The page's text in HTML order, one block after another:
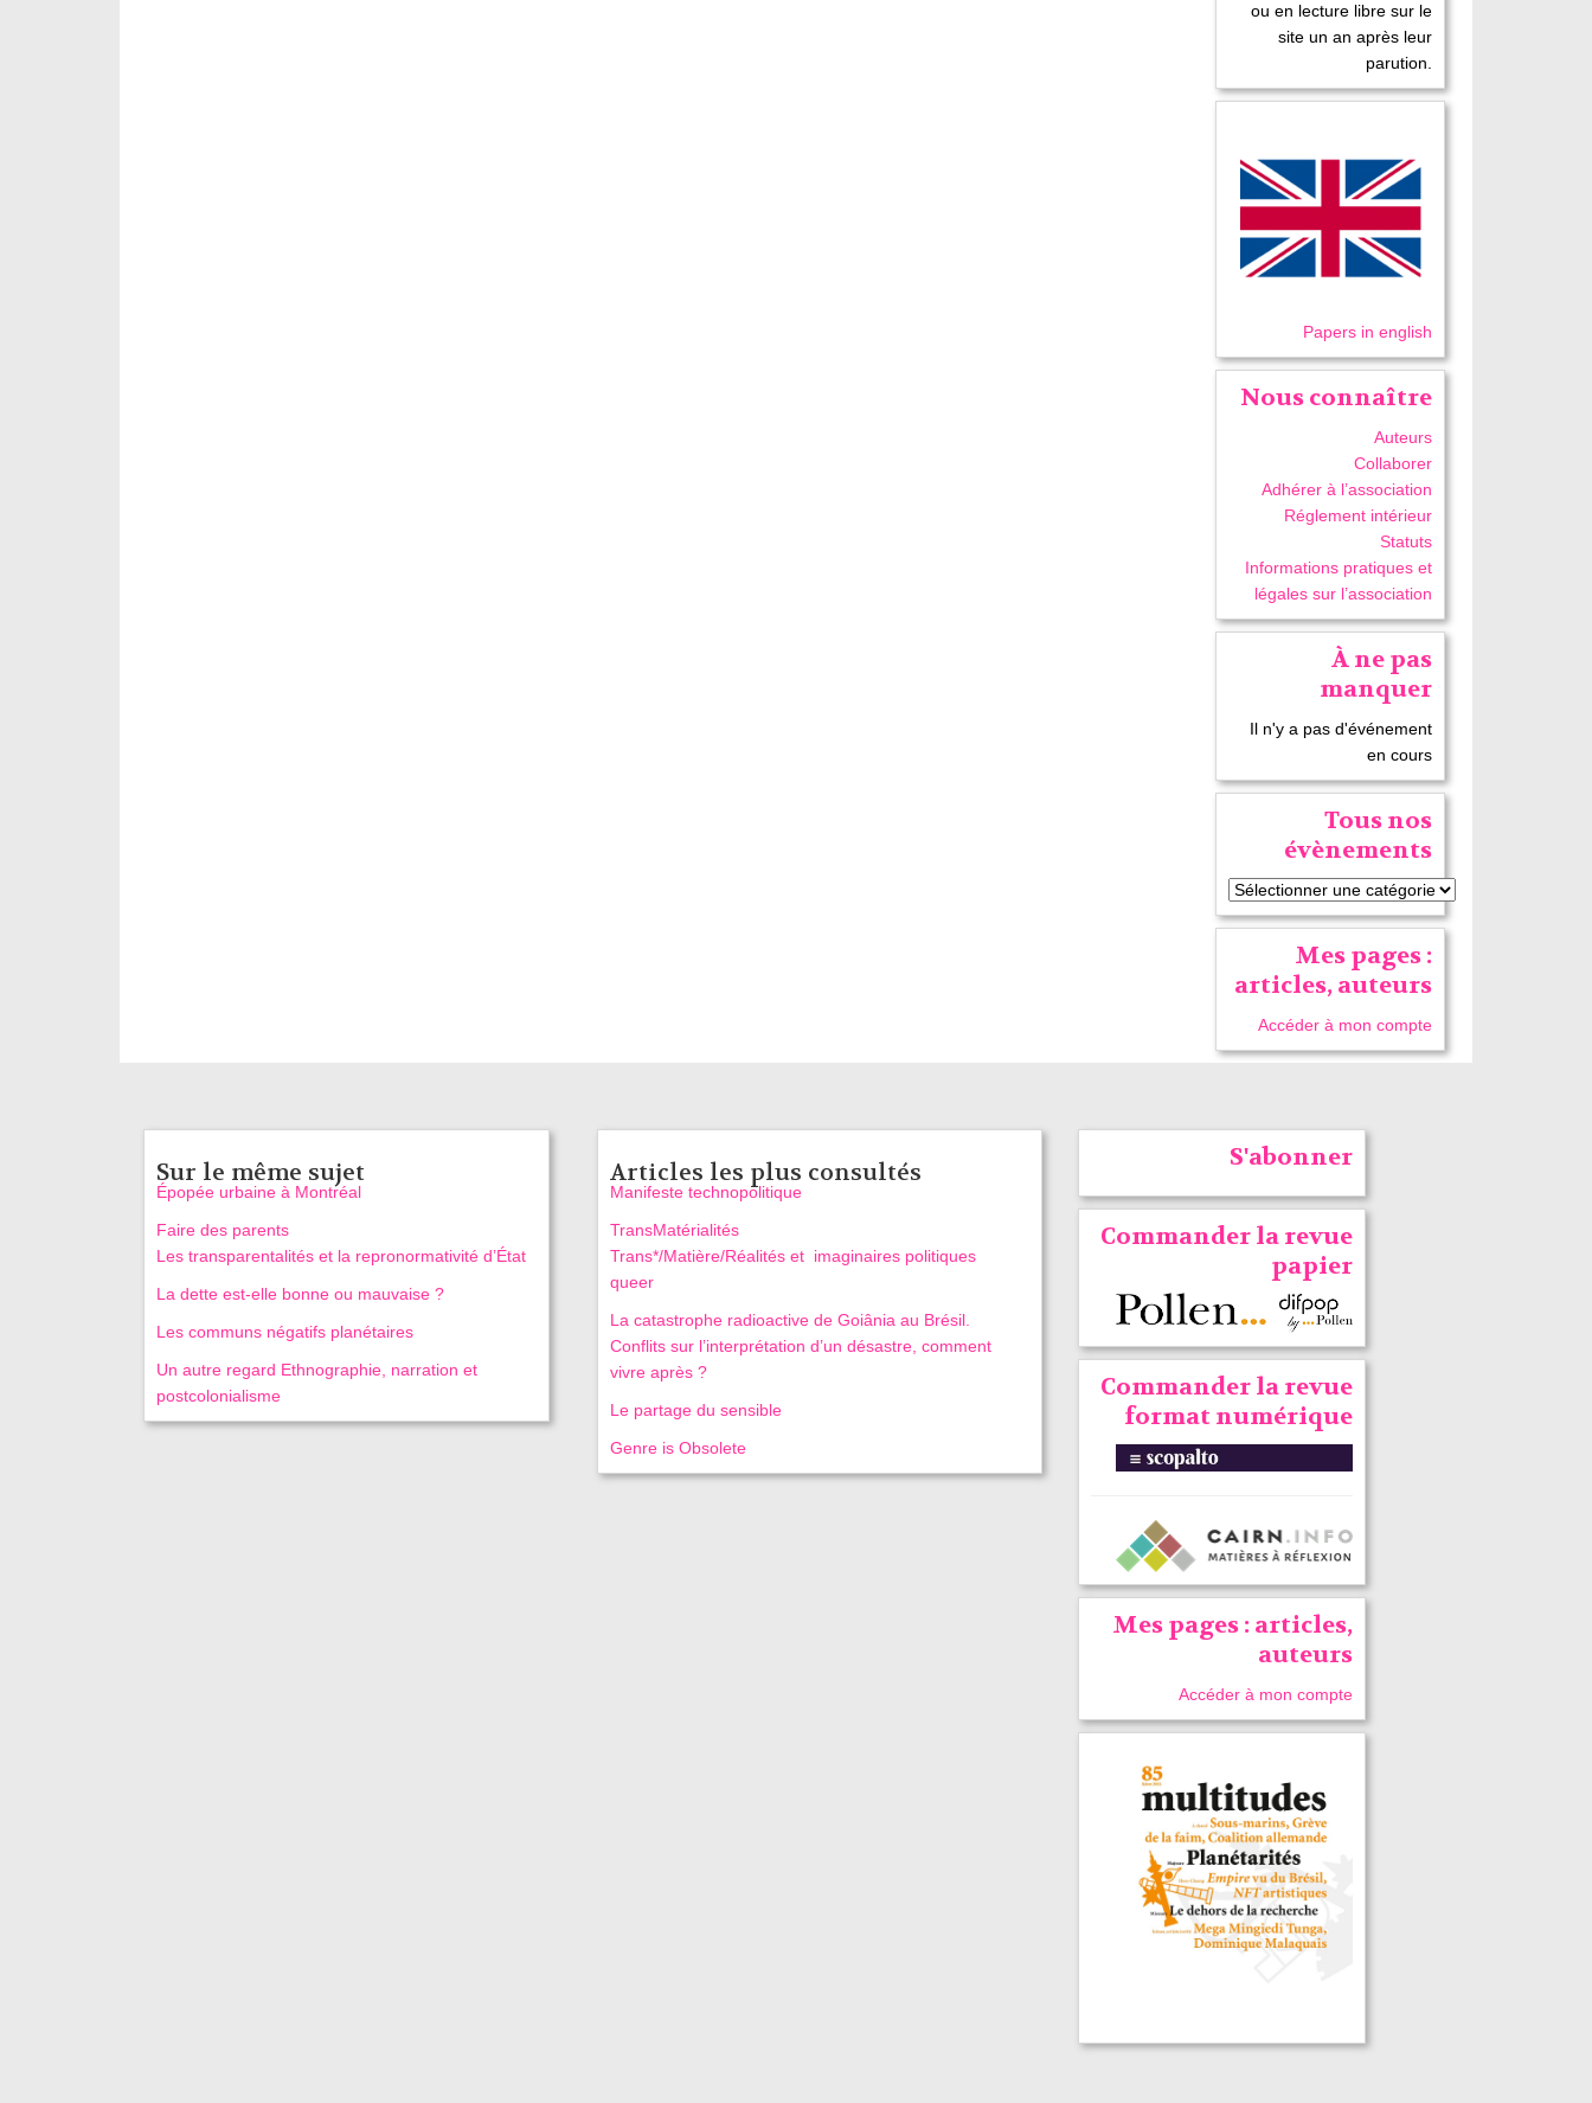
ou en lecture libre sur le
site un an après leur
parution.
Papers in english
Nous connaître
Auteurs
Collaborer
Adhérer à l’association
Réglement intérieur
Statuts
Informations pratiques et
légales sur l’association
À ne pas
manquer
Il n'y a pas d'événement
en cours
Tous nos
évènements
Mes pages :
articles, auteurs
Accéder à mon compte
Sur le même sujet
Épopée urbaine à Montréal
Faire des parents
Les transparentalités et la repronormativité d’État
La dette est-elle bonne ou mauvaise ?
Les communs négatifs planétaires
Un autre regard Ethnographie, narration et
postcolonialisme
Articles les plus consultés
Manifeste technopolitique
TransMatérialités
Trans*/Matière/Réalités et imaginaires politiques
queer
La catastrophe radioactive de Goiânia au Brésil.
Conflits sur l’interprétation d’un désastre, comment
vivre après ?
Le partage du sensible
Genre is Obsolete
S'abonner
Commander la revue
papier
Commander la revue
format numérique
Mes pages : articles,
auteurs
Accéder à mon compte